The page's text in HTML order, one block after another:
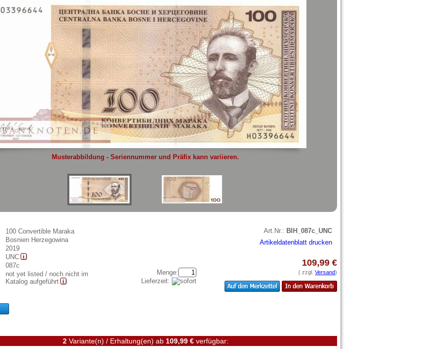
Musterabbildung - Seriennummer und Präfix kann variieren.
100 Convertible Maraka
Bosnien Herzegowina
2019
UNC
087c
not yet listed / noch nicht im
Katalog aufgeführt
Art.Nr.: BIH_087c_UNC
Artikeldatenblatt drucken
Menge:
Lieferzeit:
109,99 €
( zzgl. Versand)
2Variante(n) / Erhaltung(en) ab 109,99 €verfügbar: